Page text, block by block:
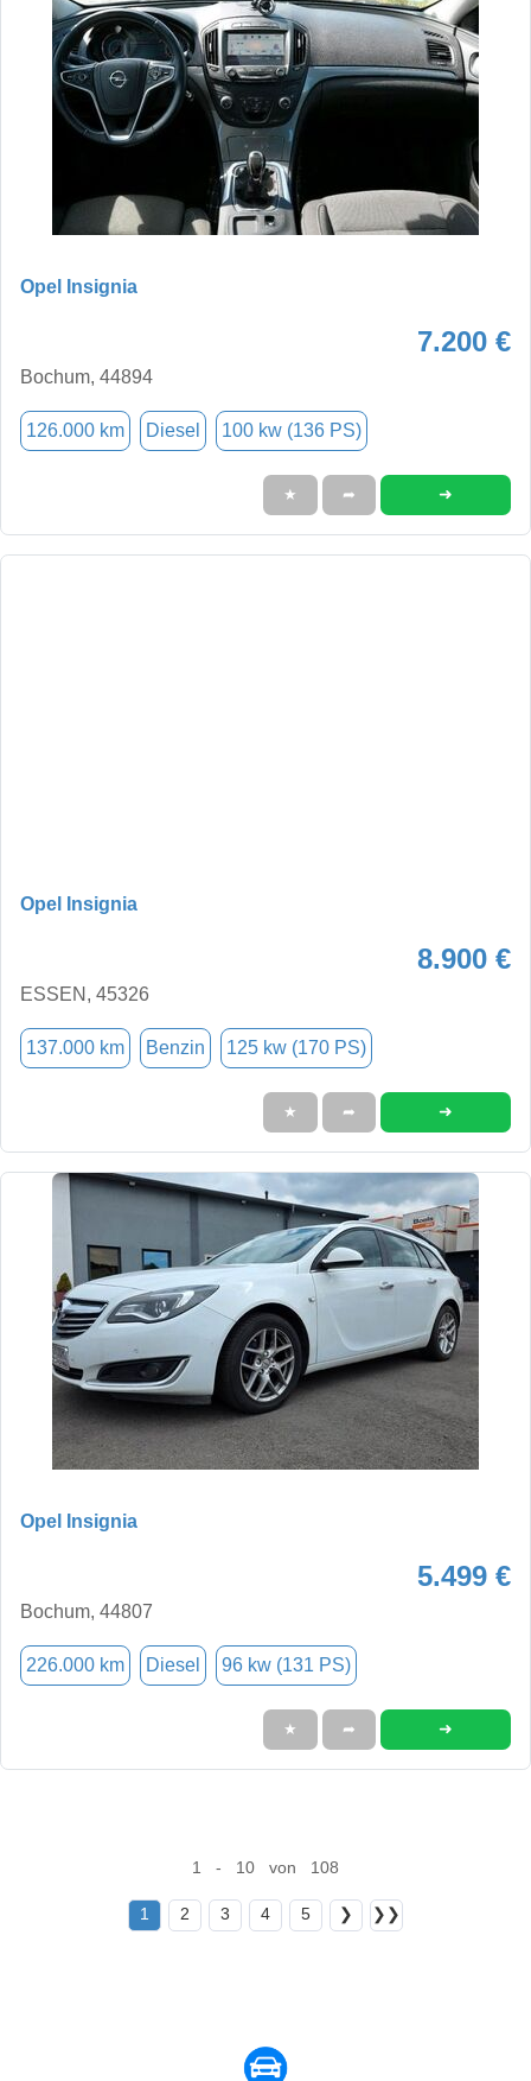
Opel Insignia
7.200 €
Bochum, 44894
126.000 km Diesel 100 kw (136 PS)
★ ➦ ➜
Opel Insignia
8.900 €
ESSEN, 45326
137.000 km Benzin 125 kw (170 PS)
★ ➦ ➜
Opel Insignia
5.499 €
Bochum, 44807
226.000 km Diesel 96 kw (131 PS)
★ ➦ ➜
1 - 10 von 108
1 2 3 4 5 ❯ ❯❯